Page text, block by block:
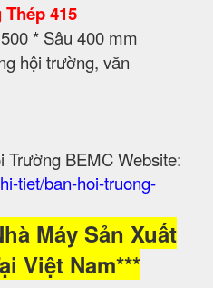
415
* Sâu 400 mm
hội trường, văn
Trường BEMCWebsite:
tiet/ban-hoi-truong-
Máy Sản Xuất
Việt Nam***